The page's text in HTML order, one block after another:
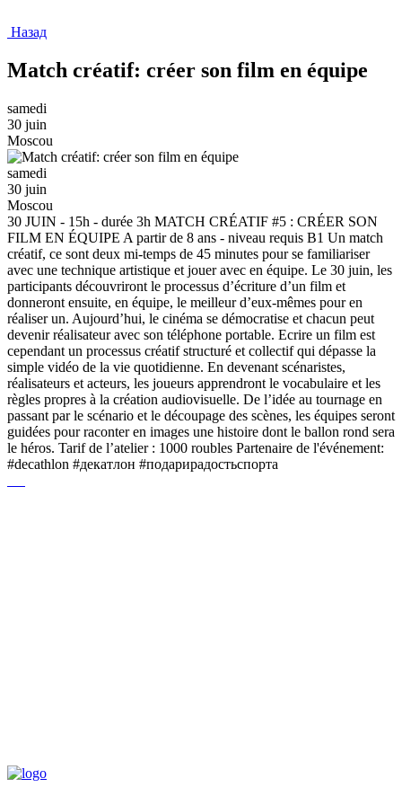
Назад
Match créatif: créer son film en équipe
samedi
30 juin
Moscou
samedi
30 juin
Moscou
30 JUIN - 15h - durée 3h MATCH CRÉATIF #5 : CRÉER SON
FILM EN ÉQUIPE A partir de 8 ans - niveau requis B1 Un match
créatif, ce sont deux mi-temps de 45 minutes pour se familiariser
avec une technique artistique et jouer avec en équipe. Le 30 juin, les
participants découvriront le processus d’écriture d’un film et
donneront ensuite, en équipe, le meilleur d’eux-mêmes pour en
réaliser un. Aujourd’hui, le cinéma se démocratise et chacun peut
devenir réalisateur avec son téléphone portable. Ecrire un film est
cependant un processus créatif structuré et collectif qui dépasse la
simple vidéo de la vie quotidienne. En devenant scénaristes,
réalisateurs et acteurs, les joueurs apprendront le vocabulaire et les
règles propres à la création audiovisuelle. De l’idée au tournage en
passant par le scénario et le découpage des scènes, les équipes seront
guidées pour raconter en images une histoire dont le ballon rond sera
le héros. Tarif de l’atelier : 1000 roubles Partenaire de l'événement:
#decathlon #декатлон #подарирадостьспорта